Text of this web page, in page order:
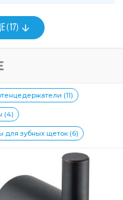
(17)
(11)
(4)
для зубных щеток (6)